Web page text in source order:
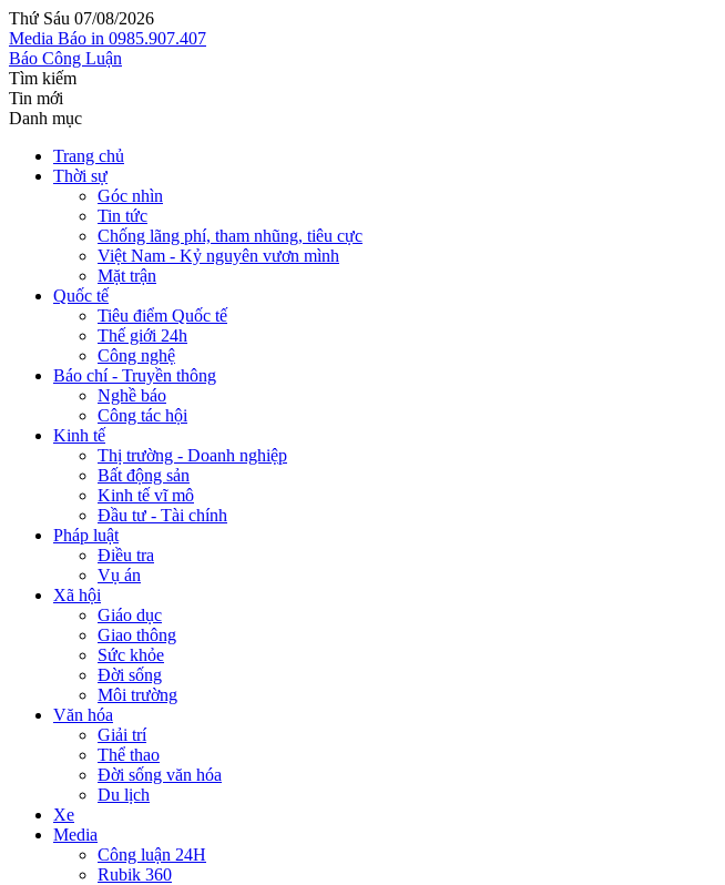
Thứ Sáu 07/08/2026
Media Báo in 0985.907.407
Báo Công Luận
Tìm kiếm
Tin mới
Danh mục
Trang chủ
Thời sự
Góc nhìn
Tin tức
Chống lãng phí, tham nhũng, tiêu cực
Việt Nam - Kỷ nguyên vươn mình
Mặt trận
Quốc tế
Tiêu điểm Quốc tế
Thế giới 24h
Công nghệ
Báo chí - Truyền thông
Nghề báo
Công tác hội
Kinh tế
Thị trường - Doanh nghiệp
Bất động sản
Kinh tế vĩ mô
Đầu tư - Tài chính
Pháp luật
Điều tra
Vụ án
Xã hội
Giáo dục
Giao thông
Sức khỏe
Đời sống
Môi trường
Văn hóa
Giải trí
Thể thao
Đời sống văn hóa
Du lịch
Xe
Media
Công luận 24H
Rubik 360